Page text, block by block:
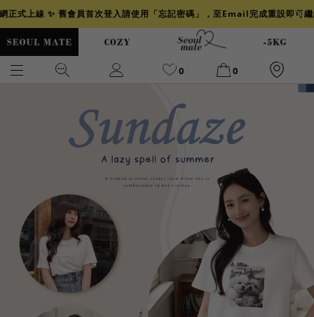
正式上線 ✨ 舊會員首次登入請使用「忘記密碼」，至Email完成重設即可
0 0
背心
透膚 小香 牛仔
襯衫 褲裙 冰感
涼感